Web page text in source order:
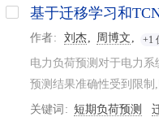
基于迁移学习和
作者 刘杰 周博文 +1
电力负荷预测对于电力
预测结果准确性受到限
关键词 短期负荷预测